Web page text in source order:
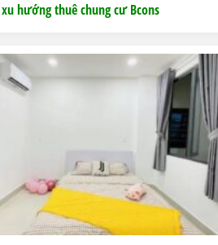
xu hướng thuê chung cư Bcons